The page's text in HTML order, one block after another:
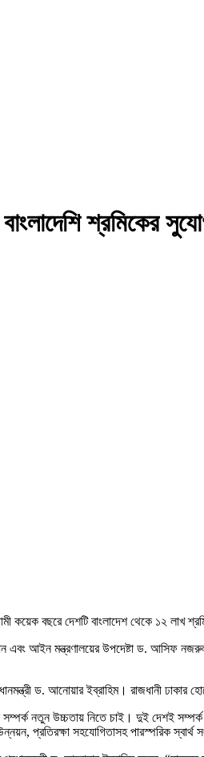
শ্রমিকের
কয়েক বছরে দেশটি বাংলাদেশ থেকে ১২ লাখ
এবং আইন মন্ত্রণালয়ের উপদেষ্টা ড. আসিফ
ড. আনোয়ার ইব্রাহিম। রাজধানী ঢাকার
সম্পর্ক নতুন উচ্চতায় নিতে চাই। দুই দেশই
প্রতিরক্ষা সহযোগিতাসহ পারস্পরিক